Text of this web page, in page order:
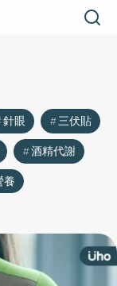
針眼
三伏貼
酒精代謝
養